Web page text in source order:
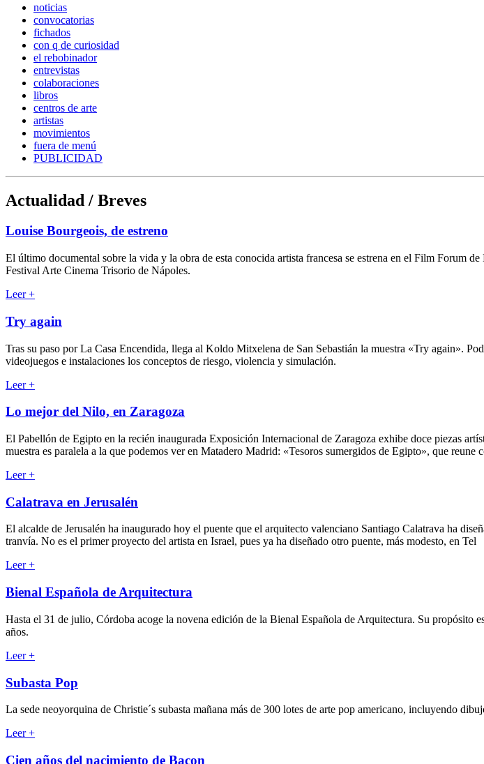
noticias
convocatorias
fichados
con q de curiosidad
el rebobinador
entrevistas
colaboraciones
libros
centros de arte
artistas
movimientos
fuera de menú
PUBLICIDAD
Actualidad / Breves
Louise Bourgeois, de estreno
El último documental sobre la vida y la obra de esta conocida artista francesa se estrena en el Film Forum
Festival Arte Cinema Trisorio de Nápoles.
Leer+
Try again
Tras su paso por La Casa Encendida, llega al Koldo Mitxelena de San Sebastián la muestra «Try again».
videojuegos e instalaciones los conceptos de riesgo, violencia y simulación.
Leer+
Lo mejor del Nilo, en Zaragoza
El Pabellón de Egipto en la recién inaugurada Exposición Internacional de Zaragoza exhibe doce piezas
muestra es paralela a la que podemos ver en Matadero Madrid: «Tesoros sumergidos de Egipto», que reune
Leer+
Calatrava en Jerusalén
El alcalde de Jerusalén ha inaugurado hoy el puente que el arquitecto valenciano Santiago Calatrava ha
tranvía. No es el primer proyecto del artista en Israel, pues ya ha diseñado otro puente, más modesto, en Tel
Leer+
Bienal Española de Arquitectura
Hasta el 31 de julio, Córdoba acoge la novena edición de la Bienal Española de Arquitectura. Su propósito
años.
Leer+
Subasta Pop
La sede neoyorquina de Christie´s subasta mañana más de 300 lotes de arte pop americano, incluyendo
Leer+
Cien años del nacimiento de Bacon